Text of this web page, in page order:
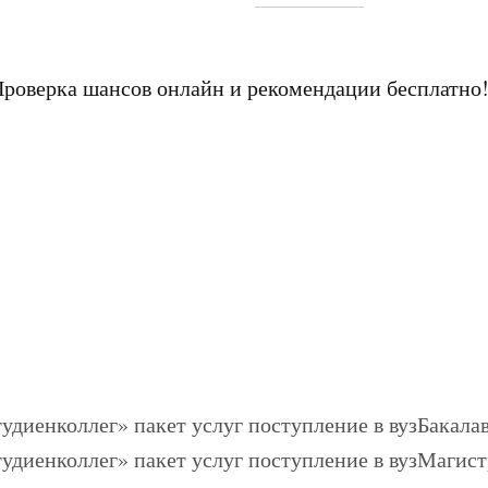
шансов онлайн и рекомендации бесплатно!